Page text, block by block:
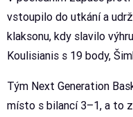
vstoupilo do utkání a
klaksonu, kdy slavilo
Koulisianis s 19 body,
Tým Next Generation
místo s bilancí 3–1, a to